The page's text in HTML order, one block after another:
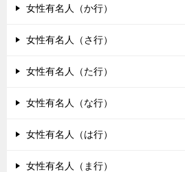
女性有名人（か行）
女性有名人（さ行）
女性有名人（た行）
女性有名人（な行）
女性有名人（は行）
女性有名人（ま行）